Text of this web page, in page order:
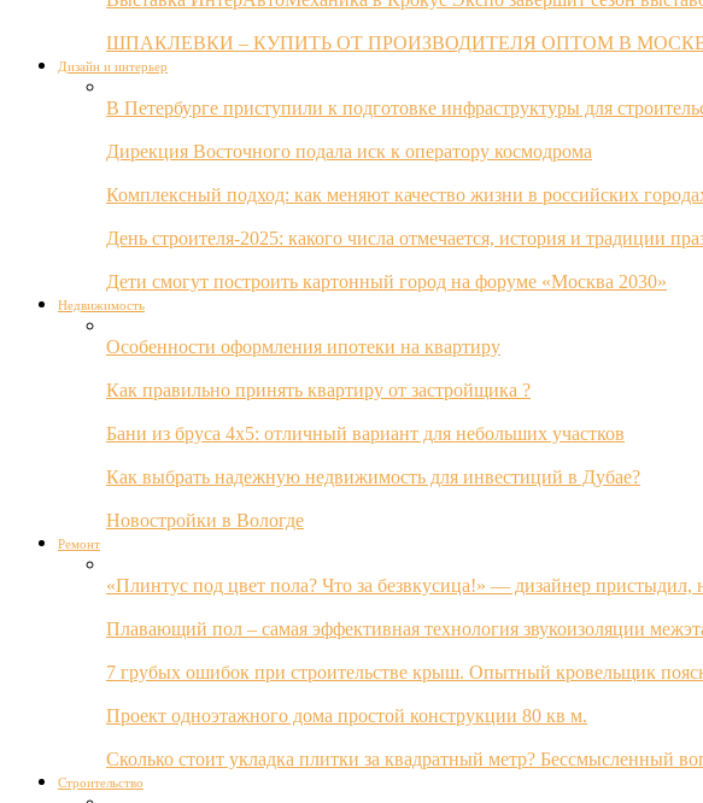
ШПАКЛЕВКИ – КУПИТЬ ОТ ПРОИЗВОДИТЕЛЯ ОПТОМ В
Дизайн и интерьер
В Петербурге приступили к подготовке инфраструктуры для
Дирекция Восточного подала иск к оператору космодрома
Комплексный подход: как меняют качество жизни в российских
День строителя-2025: какого числа отмечается, история и традиции
Дети смогут построить картонный город на форуме «Москва 2030»
Недвижимость
Особенности оформления ипотеки на квартиру
Как правильно принять квартиру от застройщика ?
Бани из бруса 4х5: отличный вариант для небольших участков
Как выбрать надежную недвижимость для инвестиций в Дубае?
Новостройки в Вологде
Ремонт
«Плинтус под цвет пола? Что за безвкусица!» — дизайнер пристыдил,
Плавающий пол – самая эффективная технология звукоизоляции
7 грубых ошибок при строительстве крыш. Опытный кровельщик
Проект одноэтажного дома простой конструкции 80 кв м.
Сколько стоит укладка плитки за квадратный метр? Бессмысленный
Строительство